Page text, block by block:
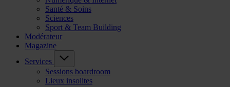
Santé & Soins
Sciences
Sport & Team Building
Modérateur
Magazine
Services
Sessions boardroom
Lieux insolites